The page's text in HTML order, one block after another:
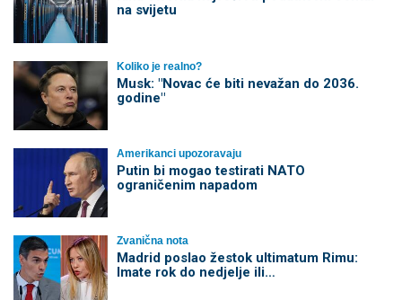
na svijetu
Koliko je realno?
Musk: "Novac će biti nevažan do 2036.
godine"
Amerikanci upozoravaju
Putin bi mogao testirati NATO
ograničenim napadom
Zvanična nota
Madrid poslao žestok ultimatum Rimu:
Imate rok do nedjelje ili…